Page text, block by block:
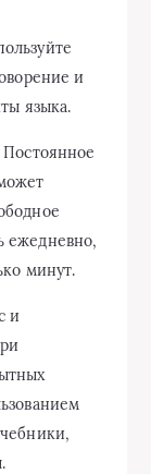
и
языка.
Постоянное
ежедневно,
минут.
и